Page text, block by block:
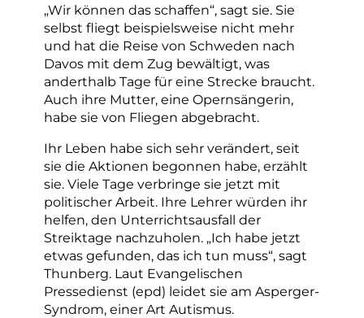
„Wir können das schaffen“, sagt sie. Sie
selbst fliegt beispielsweise nicht mehr
und hat die Reise von Schweden nach
Davos mit dem Zug bewältigt, was
anderthalb Tage für eine Strecke braucht.
Auch ihre Mutter, eine Opernsängerin,
habe sie von Fliegen abgebracht.
Ihr Leben habe sich sehr verändert, seit
sie die Aktionen begonnen habe, erzählt
sie. Viele Tage verbringe sie jetzt mit
politischer Arbeit. Ihre Lehrer würden ihr
helfen, den Unterrichtsausfall der
Streiktage nachzuholen. „Ich habe jetzt
etwas gefunden, das ich tun muss“, sagt
Thunberg. Laut Evangelischen
Pressedienst (epd) leidet sie am Asperger-
Syndrom, einer Art Autismus.